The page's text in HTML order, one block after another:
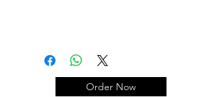
Order Now